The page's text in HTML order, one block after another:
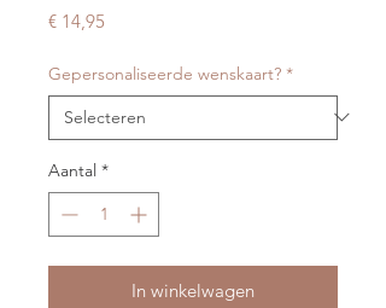
€ 14,95
Gepersonaliseerde wenskaart? *
Aantal *
In winkelwagen